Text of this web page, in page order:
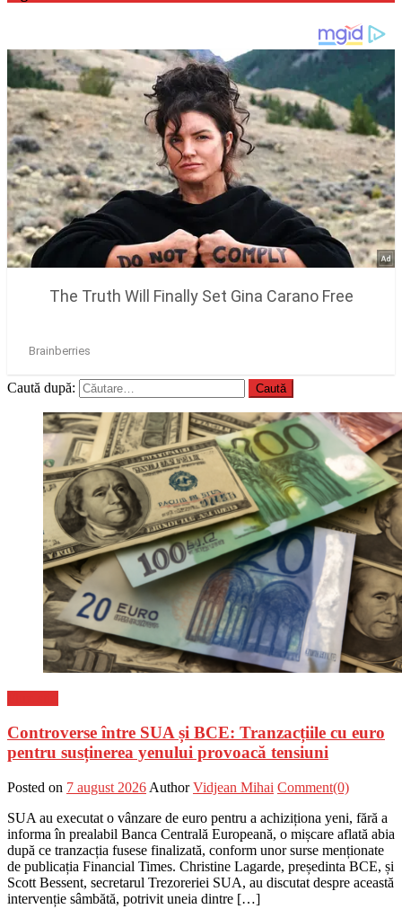
Caută după:
Controverse între SUA și BCE: Tranzacțiile cu euro
pentru susținerea yenului provoacă tensiuni
Posted on 7 august 2026 Author Vidjean Mihai Comment(0)
SUA au executat o vânzare de euro pentru a achiziționa yeni, fără a
informa în prealabil Banca Centrală Europeană, o mișcare aflată abia
după ce tranzacția fusese finalizată, conform unor surse menționate
de publicația Financial Times. Christine Lagarde, președinta BCE, și
Scott Bessent, secretarul Trezoreriei SUA, au discutat despre această
intervenție sâmbătă, potrivit uneia dintre […]